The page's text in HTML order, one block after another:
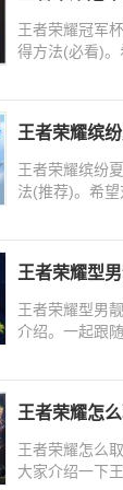
王者荣耀冠军
得方法(必看)
王者荣耀缤
王者荣耀缤纷
法(推荐)。希
王者荣耀型
王者荣耀型男
介绍。一起跟
王者荣耀怎
王者荣耀怎么
大家介绍一下